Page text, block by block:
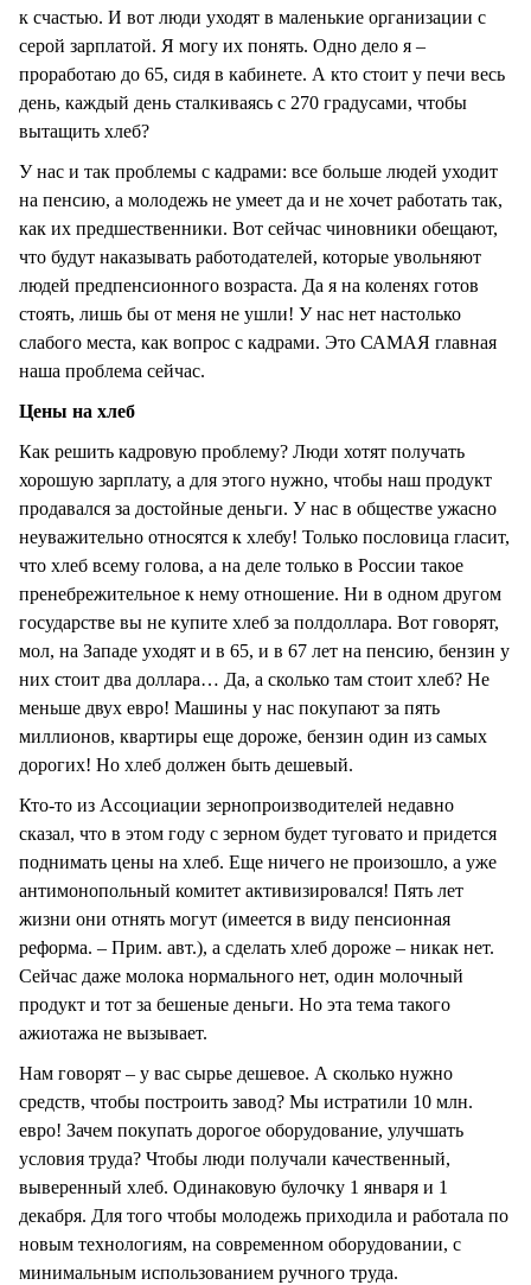
к счастью. И вот люди уходят в маленькие организации с
серой зарплатой. Я могу их понять. Одно дело я –
проработаю до 65, сидя в кабинете. А кто стоит у печи весь
день, каждый день сталкиваясь с 270 градусами, чтобы
вытащить хлеб?
У нас и так проблемы с кадрами: все больше людей уходит
на пенсию, а молодежь не умеет да и не хочет работать так,
как их предшественники. Вот сейчас чиновники обещают,
что будут наказывать работодателей, которые увольняют
людей предпенсионного возраста. Да я на коленях готов
стоять, лишь бы от меня не ушли! У нас нет настолько
слабого места, как вопрос с кадрами. Это САМАЯ главная
наша проблема сейчас.
Цены на хлеб
Как решить кадровую проблему? Люди хотят получать
хорошую зарплату, а для этого нужно, чтобы наш продукт
продавался за достойные деньги. У нас в обществе ужасно
неуважительно относятся к хлебу! Только пословица гласит,
что хлеб всему голова, а на деле только в России такое
пренебрежительное к нему отношение. Ни в одном другом
государстве вы не купите хлеб за полдоллара. Вот говорят,
мол, на Западе уходят и в 65, и в 67 лет на пенсию, бензин у
них стоит два доллара… Да, а сколько там стоит хлеб? Не
меньше двух евро! Машины у нас покупают за пять
миллионов, квартиры еще дороже, бензин один из самых
дорогих! Но хлеб должен быть дешевый.
Кто-то из Ассоциации зернопроизводителей недавно
сказал, что в этом году с зерном будет туговато и придется
поднимать цены на хлеб. Еще ничего не произошло, а уже
антимонопольный комитет активизировался! Пять лет
жизни они отнять могут (имеется в виду пенсионная
реформа. – Прим. авт.), а сделать хлеб дороже – никак нет.
Сейчас даже молока нормального нет, один молочный
продукт и тот за бешеные деньги. Но эта тема такого
ажиотажа не вызывает.
Нам говорят – у вас сырье дешевое. А сколько нужно
средств, чтобы построить завод? Мы истратили 10 млн.
евро! Зачем покупать дорогое оборудование, улучшать
условия труда? Чтобы люди получали качественный,
выверенный хлеб. Одинаковую булочку 1 января и 1
декабря. Для того чтобы молодежь приходила и работала по
новым технологиям, на современном оборудовании, с
минимальным использованием ручного труда.